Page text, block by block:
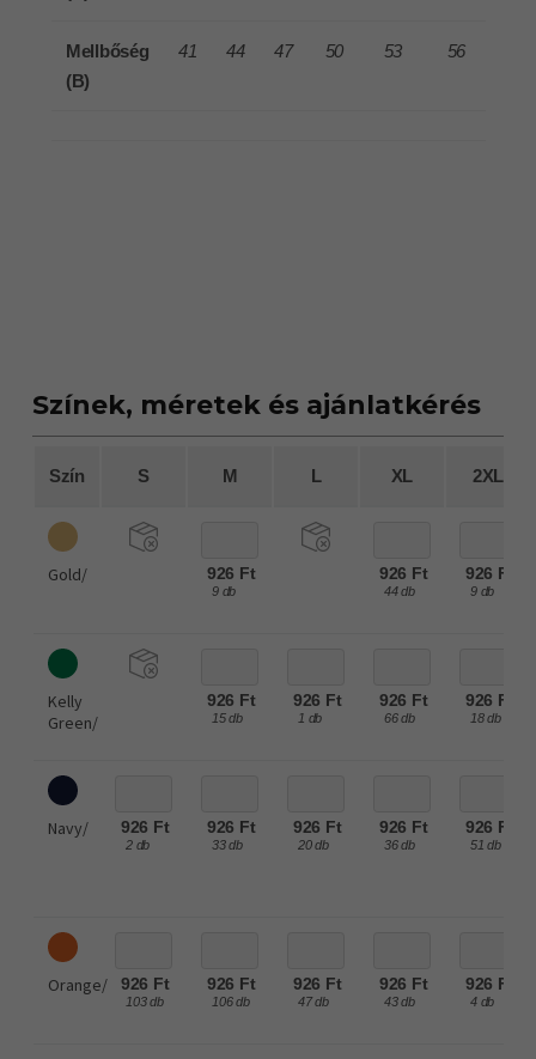
Mellbőség
(B)
41 44 47 50 53 56
Színek, méretek és ajánlatkérés
Szín S M L XL 2XL
Gold/ 926 Ft
9 db
926 Ft
44 db
926 Ft
9 db
Kelly
Green/
926 Ft
15 db
926 Ft
1 db
926 Ft
66 db
926 Ft
18 db
Navy/ 926 Ft
2 db
926 Ft
33 db
926 Ft
20 db
926 Ft
36 db
926 Ft
51 db
Orange/ 926 Ft
103 db
926 Ft
106 db
926 Ft
47 db
926 Ft
43 db
926 Ft
4 db